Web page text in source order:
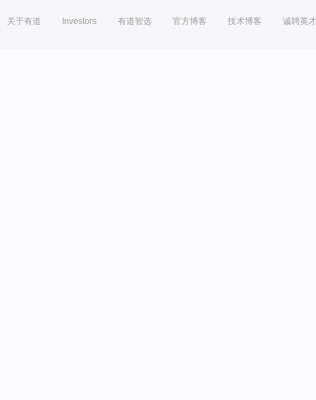
关于有道 Investors 有道智选 官方博客 技术博客 诚聘英才